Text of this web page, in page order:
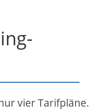
vier Tarifpläne.